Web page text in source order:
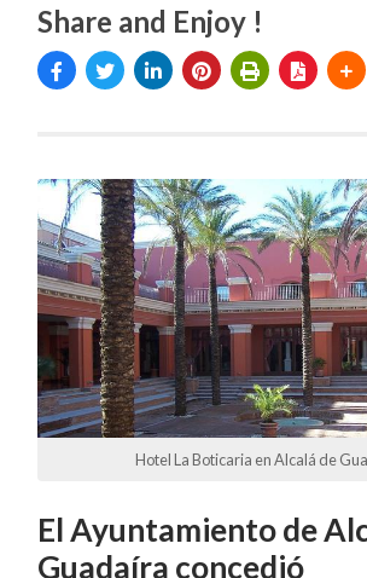
Share and Enjoy !
Hotel La Boticaria en Alcalá de
El Ayuntamiento de
Guadaíra concedió